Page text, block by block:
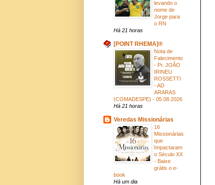
levando o
nome de
Jorge para
o RN
Há 21 horas
[POINT RHEMA]®
Nota de
Falecimento
- Pr. JOÃO
IRINEU
ROSSETTI
- AD
ARARAS
(COMADESPE) - 05.08.2026
Há 21 horas
Veredas Missionárias
16
Missionárias
que
Impactaram
o Século XX
- Baixe
grátis o e-
book
Há um dia